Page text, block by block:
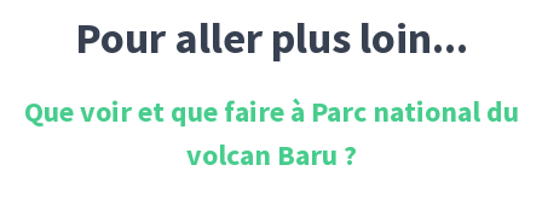
Pour aller plus loin...
Que voir et que faire à Parc national du
volcan Baru ?